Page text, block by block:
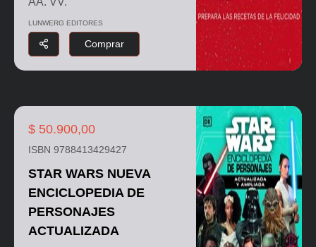
LUNWERG EDITORES
Comprar
$ 50.900,00
ISBN 9788413429427
STAR WARS NUEVA
ENCICLOPEDIA DE
PERSONAJES
ACTUALIZADA